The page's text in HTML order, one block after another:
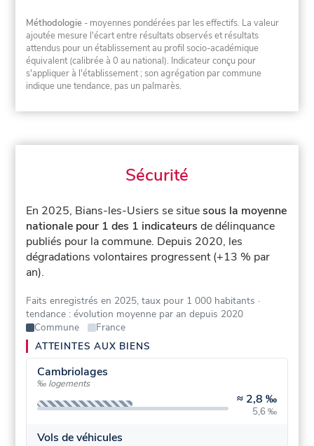
Méthodologie - moyennes pondérées par les effectifs. La valeur
ajoutée mesure l'écart entre résultats observés et résultats
attendus pour un établissement au profil socio-académique
équivalent (calibrée à 0 au national). Indicateur conçu pour
s'appliquer à l'établissement ; son agrégation par commune
indique une tendance, pas un palmarès.
Sécurité
En 2025, Bians-les-Usiers se situesous la moyenne
nationale pour 1 des 1 indicateurs de délinquance
publiés pour la commune. Depuis 2020, les
dégradations volontaires progressent (+13 % par
an).
Faits enregistrés en 2025, taux pour 1 000 habitants ·
tendance : évolution moyenne par an depuis 2020
Commune
France
ATTEINTES AUX BIENS
Cambriolages
‰ logements
≈ 2,8 ‰
5,6 ‰
Vols de véhicules